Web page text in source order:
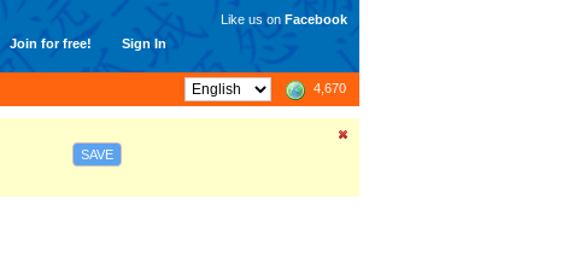
Join for free! Sign In
Like us on Facebook
4,670
SAVE